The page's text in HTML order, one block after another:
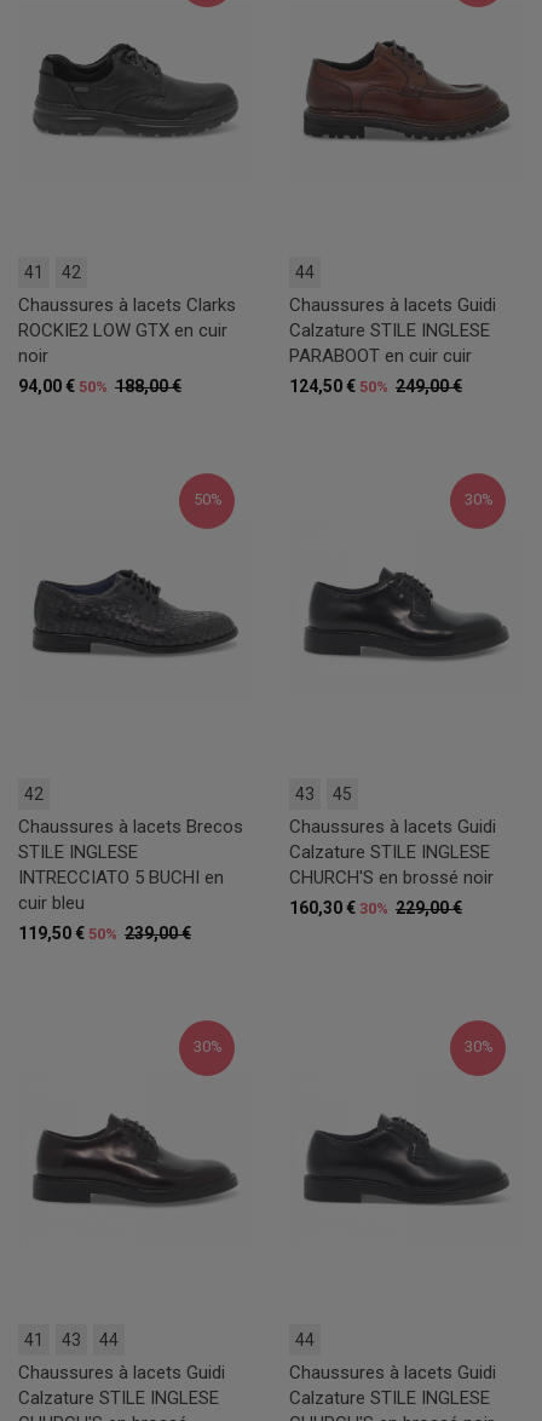
41 42
Chaussures à lacets Clarks
ROCKIE2 LOW GTX en cuir
noir
188,00 €
94,00 € 50%
44
Chaussures à lacets Guidi
Calzature STILE INGLESE
PARABOOT en cuir cuir
249,00 €
124,50 € 50%
50%
42
Chaussures à lacets Brecos
STILE INGLESE
INTRECCIATO 5 BUCHI en
cuir bleu
239,00 €
119,50 € 50%
30%
43 45
Chaussures à lacets Guidi
Calzature STILE INGLESE
CHURCH'S en brossé noir
229,00 €
160,30 € 30%
30%
41 43 44
Chaussures à lacets Guidi
Calzature STILE INGLESE
30%
44
Chaussures à lacets Guidi
Calzature STILE INGLESE